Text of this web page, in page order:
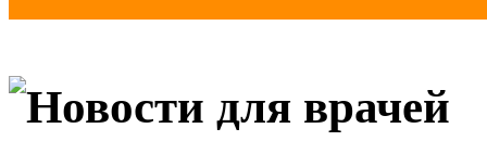
Новости для врачей